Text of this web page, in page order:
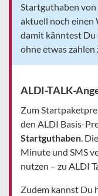
Startguthaben von
aktuell noch einen
damit känntest Du
ohne etwas zahlen
ALDI-TALK-
Zum
den ALDI Basis-
Startguthaben.
Minute und SMS
nutzen – zu ALDI
Zudem kannst Du